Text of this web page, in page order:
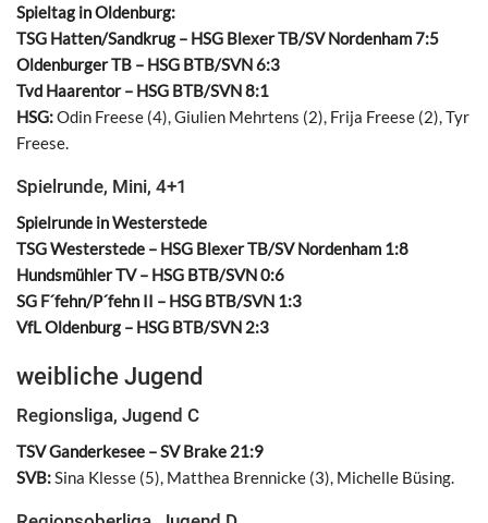
Spieltag in Oldenburg:
TSG Hatten/Sandkrug – HSG Blexer TB/SV Nordenham 7:5
Oldenburger TB – HSG BTB/SVN 6:3
Tvd Haarentor – HSG BTB/SVN 8:1
HSG:Odin Freese (4), Giulien Mehrtens (2), Frija Freese (2), Tyr
Freese.
Spielrunde, Mini, 4+1
Spielrunde in Westerstede
TSG Westerstede – HSG Blexer TB/SV Nordenham 1:8
Hundsmühler TV – HSG BTB/SVN 0:6
SG F´fehn/P´fehn II – HSG BTB/SVN 1:3
VfL Oldenburg – HSG BTB/SVN 2:3
weibliche Jugend
Regionsliga, Jugend C
TSV Ganderkesee – SV Brake 21:9
SVB:Sina Klesse (5), Matthea Brennicke (3), Michelle Büsing.